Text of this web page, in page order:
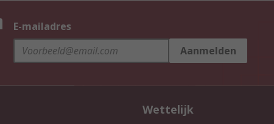
E-mailadres
Aanmelden
Wettelijk